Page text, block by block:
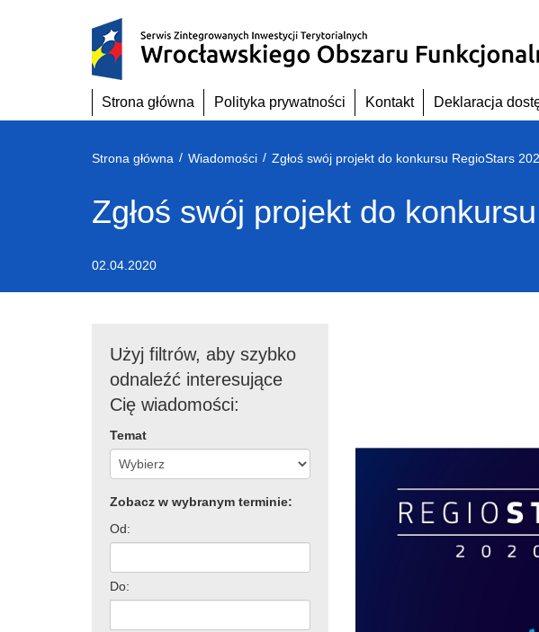
Strona główna Polityka prywatności Kontakt Deklaracja
Strona główna / Wiadomości / Zgłoś swój projekt do konkursu RegioStars
Zgłoś swój projekt do
02.04.2020
Użyj filtrów, aby szybko
odnaleźć interesujące
Cię wiadomości:
Temat
Zobacz w wybranym terminie:
Od:
Do: